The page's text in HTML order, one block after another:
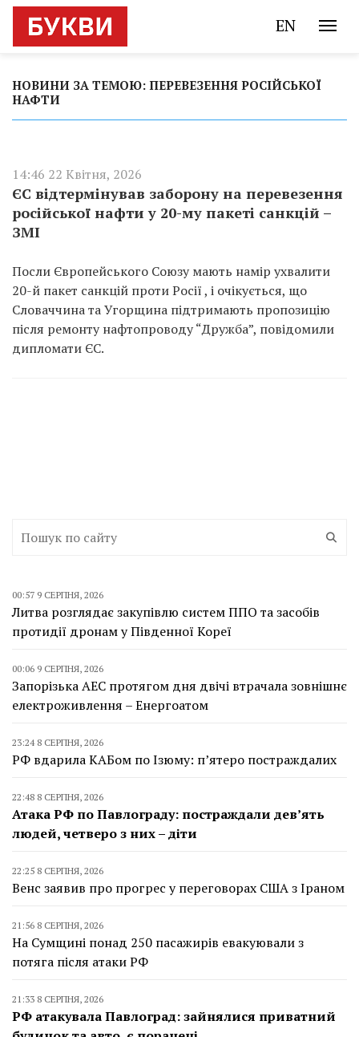
EN
НОВИНИ ЗА ТЕМОЮ: ПЕРЕВЕЗЕННЯ РОСІЙСЬКОЇ
НАФТИ
14:46 22 Квітня, 2026
ЄС відтермінував заборону на перевезення
російської нафти у 20-му пакеті санкцій –
ЗМІ
Посли Європейського Союзу мають намір ухвалити
20-й пакет санкцій проти Росії , і очікується, що
Словаччина та Угорщина підтримають пропозицію
після ремонту нафтопроводу “Дружба”, повідомили
дипломати ЄС.
00:57 9 СЕРПНЯ, 2026
Литва розглядає закупівлю систем ППО та засобів
протидії дронам у Південної Кореї
00:06 9 СЕРПНЯ, 2026
Запорізька АЕС протягом дня двічі втрачала зовнішнє
електроживлення – Енергоатом
23:24 8 СЕРПНЯ, 2026
РФ вдарила КАБом по Ізюму: п’ятеро постраждалих
22:48 8 СЕРПНЯ, 2026
Атака РФ по Павлограду: постраждали дев’ять
людей, четверо з них – діти
22:25 8 СЕРПНЯ, 2026
Венс заявив про прогрес у переговорах США з Іраном
21:56 8 СЕРПНЯ, 2026
На Сумщині понад 250 пасажирів евакуювали з
потяга після атаки РФ
21:33 8 СЕРПНЯ, 2026
РФ атакувала Павлоград: зайнялися приватний